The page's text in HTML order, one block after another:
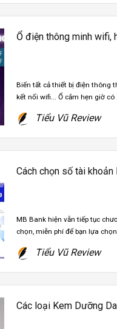
Ổ điện thông minh wifi,
Biến tất cả thiết bị điện thông
kết nối wifi... Ổ cắm hẹn giờ có
Tiểu Vũ Review
Cách chọn số tài
MB Bank hiện vẫn tiếp tục
chọn, miễn phí để bạn lựa
Tiểu Vũ Review
Các loại Kem Dưỡng